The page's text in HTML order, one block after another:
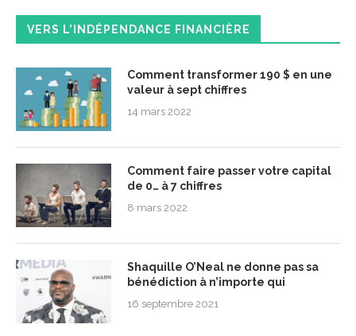
VERS L’INDÉPENDANCE FINANCIÈRE
Comment transformer 190 $ en une
valeur à sept chiffres
14 mars 2022
Comment faire passer votre capital
de 0… à 7 chiffres
8 mars 2022
Shaquille O’Neal ne donne pas sa
bénédiction à n’importe qui
16 septembre 2021